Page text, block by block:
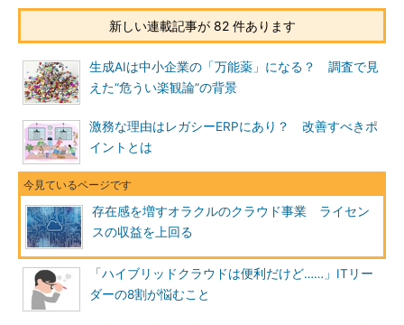
新しい連載記事が 82 件あります
生成AIは中小企業の「万能薬」になる？ 調査で見
えた“危うい楽観論”の背景
激務な理由はレガシーERPにあり？ 改善すべきポ
イントとは
存在感を増すオラクルのクラウド事業 ライセン
スの収益を上回る
「ハイブリッドクラウドは便利だけど……」ITリー
ダーの8割が悩むこと